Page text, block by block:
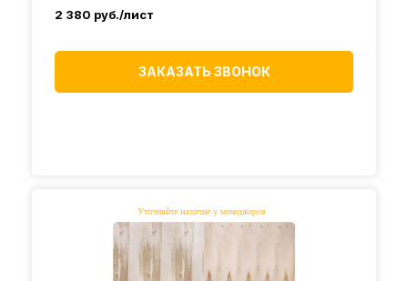
2 380 руб./лист
ЗАКАЗАТЬ ЗВОНОК